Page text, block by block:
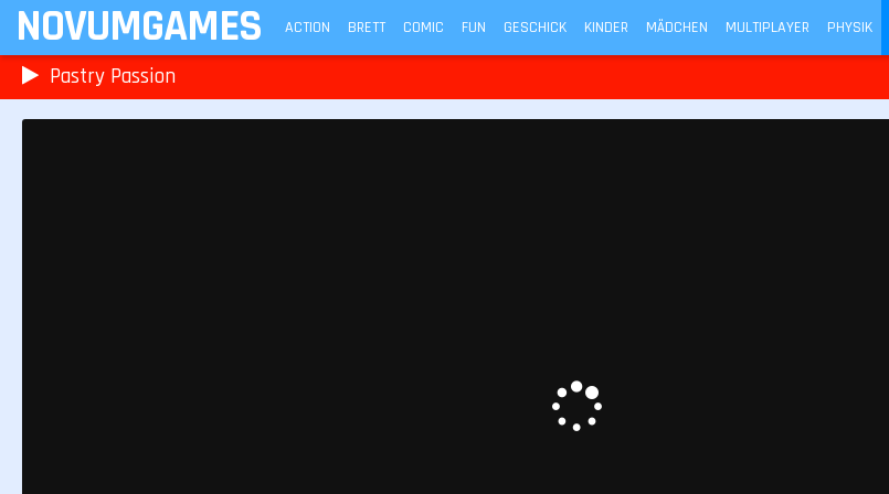
NOVUMGAMES ACTION BRETT COMIC FUN GESCHICK KINDER MÄDCHEN MULTIPLAYER PHYSIK
Pastry Passion